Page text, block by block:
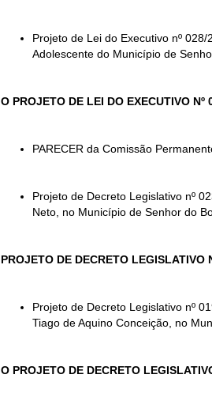
Projeto de Lei do Executivo nº
Adolescente do Município de
O PROJETO DE LEI DO EXECUTIVO
PARECER da Comissão
Projeto de Decreto Legislativo nº
Neto, no Município de Senhor do
PROJETO DE DECRETO LEGISLATIVO
Projeto de Decreto Legislativo nº
Tiago de Aquino Conceição, no
O PROJETO DE DECRETO